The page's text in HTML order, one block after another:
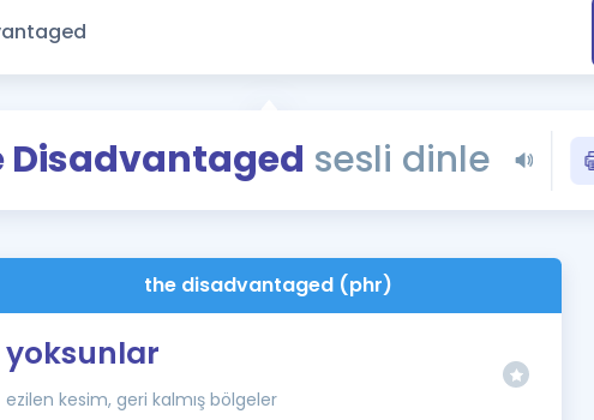
Eğitim ve Kitaplara
YDS - YÖKDİL Tüm
İngilizce Gramer ve Konu
Disadvantaged sesli dinle
the disadvantaged (phr)
yoksunlar
ezilen kesim, geri kalmış bölgeler